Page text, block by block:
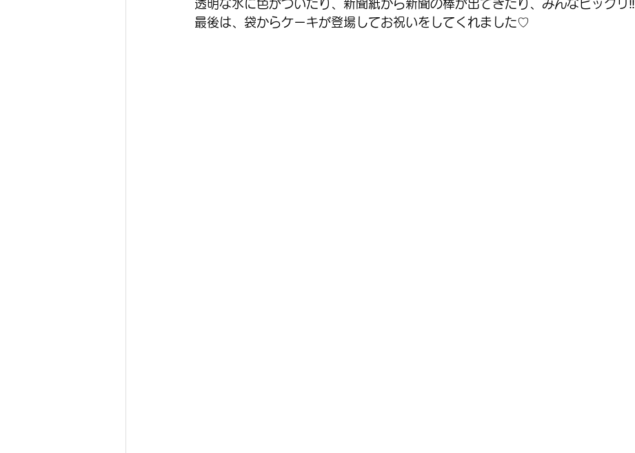
透明な水に色がついたり、新聞紙から新聞の棒が出てきたり、みんなビックリ‼
最後は、袋からケーキが登場してお祝いをしてくれました♡